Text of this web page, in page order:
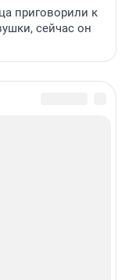
приговорили к
сейчас он